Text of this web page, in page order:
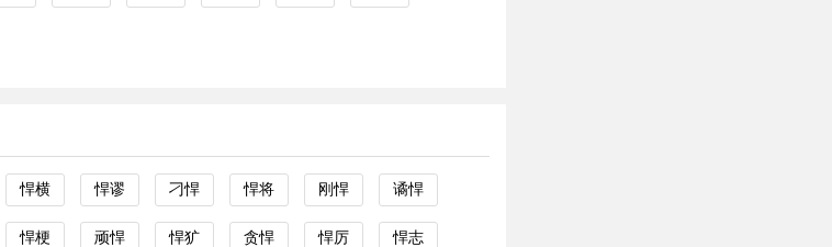
悍横 悍谬 刁悍 悍将 刚悍 谲悍
悍梗 顽悍 悍犷 贪悍 悍厉 悍志